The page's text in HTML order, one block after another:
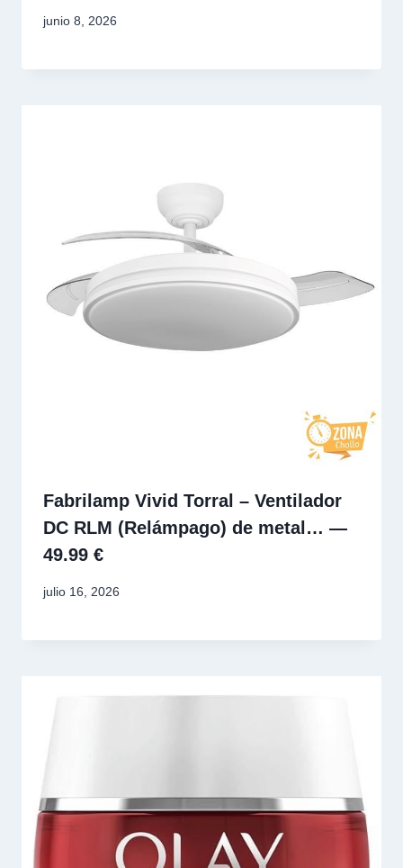
junio 8, 2026
Fabrilamp Vivid Torral – Ventilador
DC RLM (Relámpago) de metal… —
49.99 €
julio 16, 2026